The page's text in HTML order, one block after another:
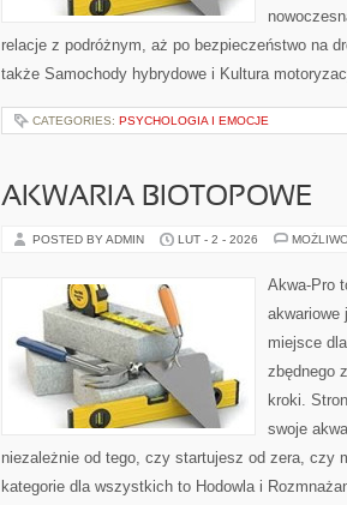
relacje z podróżnym, aż po bezpieczeństwo na
także Samochody hybrydowe i Kultura
CATEGORIES: PSYCHOLOGIA I EMOCJE
AKWARIA BIOTOPOWE
POSTED BY ADMIN LUT - 2 - 2026
Akwa-Pro
akwariowe
miejsce
zbędnego
kroki.
swoje
niezależnie od tego, czy startujesz od zera, czy
kategorie dla wszystkich to Hodowla i